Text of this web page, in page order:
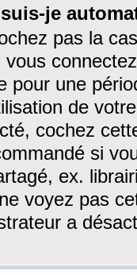
je
pas la
vous
pour une
de
cochez
si
ex.
voyez pas
a